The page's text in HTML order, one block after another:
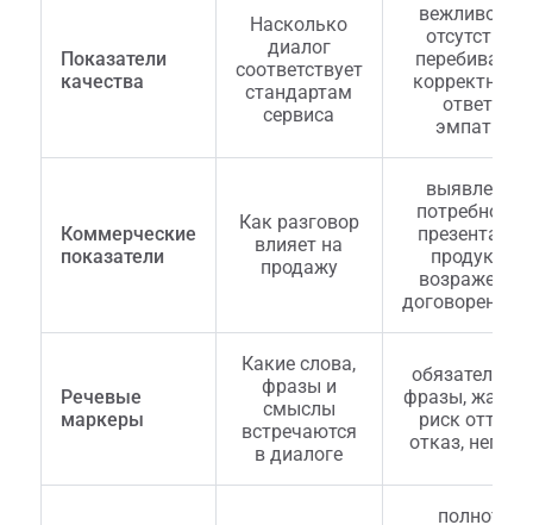
Показатели
качества
Насколько
диалог
соответствует
стандартам
сервиса
вежливость,
отсутствие
перебиваний,
ответа,
эмпатия
Коммерческие
показатели
Как разговор
влияет на
продажу
выявление
потребности,
презентация
продукта,
возражения,
Речевые
маркеры
Какие слова,
фразы и
смыслы
встречаются
в диалоге
фразы,
риск оттока,
отказ,
полнота